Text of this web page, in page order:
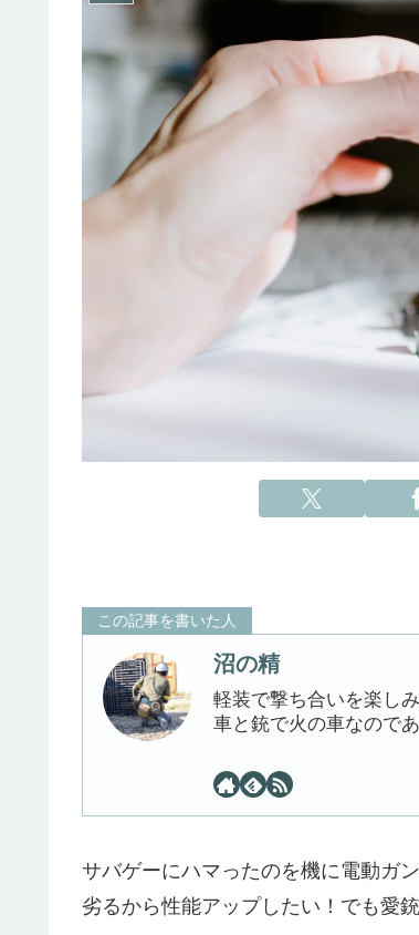
この記事を書いた人
沼の精
軽装で撃ち合いを楽し
車と銃で火の車なので
サバゲーにハマったのを機に電動ガ
劣るから性能アップしたい！でも愛